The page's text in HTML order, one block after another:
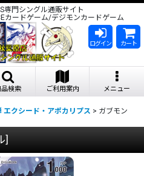
専門シングル通販サイト
カードゲーム/デジモンカードゲーム
ログイン カート
品検索 ご利用案内 メニュー
エクシード・アポカリプス > ガブモン
]